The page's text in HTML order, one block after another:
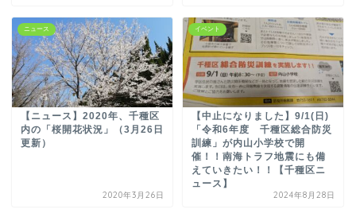
ニュース
【ニュース】2020年、千種区
内の「桜開花状況」（3月26日
更新）
2020年3月26日
イベント
【中止になりました】9/1(日)
「令和6年度 千種区総合防災
訓練」が内山小学校で開
催！！南海トラフ地震にも備
えていきたい！！【千種区ニ
ュース】
2024年8月28日